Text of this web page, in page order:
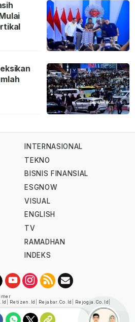
INTERNASIONAL
TEKNO
BISNIS FINANSIAL
ESGNOW
VISUAL
ENGLISH
TV
RAMADHAN
INDEKS
Retizen.id Rejabar.co.id Rejogja.co.id